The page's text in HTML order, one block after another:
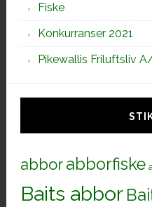
Fiske
Konkurranser 2021
Pikewallis Friluftsliv
abborabborfiske
Baits abbor